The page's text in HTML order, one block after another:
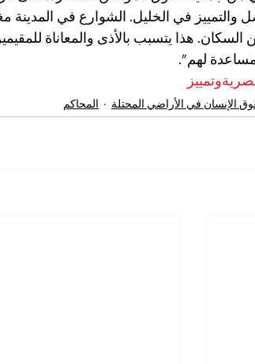
والتمييز في الخليل. الشوارع في المدينة
السكان. هذا يتسبب بالأذى والمعاناة
لهم".
الإنسان في الأراضي المحتلة المحاكم